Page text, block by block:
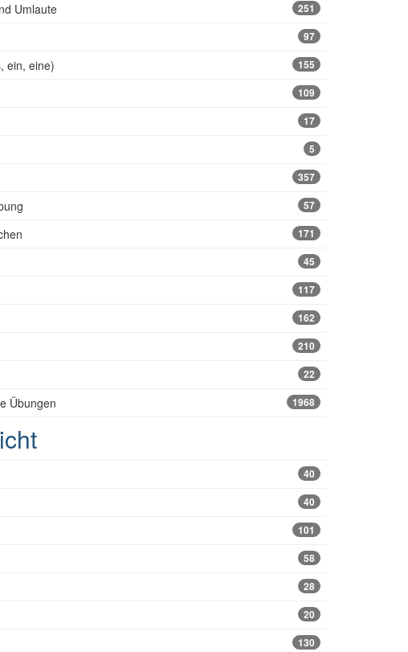
Umlaute 251
97
ein, eine) 155
109
17
5
357
57
171
45
117
162
210
22
Übungen 1968
40
40
101
58
28
20
130